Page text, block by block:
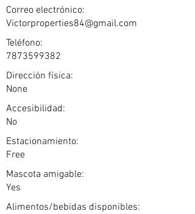
Correo electrónico:
Victorproperties84@gmail.com
Teléfono:
7873599382
Dirección física:
None
Accesibilidad:
No
Estacionamiento:
Free
Mascota amigable:
Yes
Alimentos/bebidas disponibles: